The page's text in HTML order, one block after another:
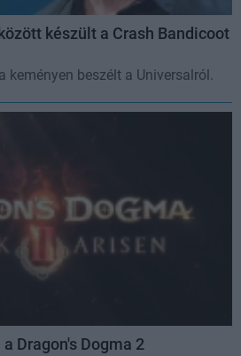
készült a Crash Bandicoot
beszélt a Universalról.
Dragon's Dogma 2